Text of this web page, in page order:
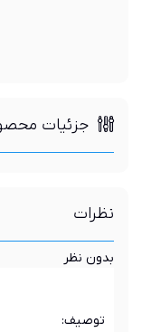
جزئیات
نظرات
بدون نظر
توصیف: